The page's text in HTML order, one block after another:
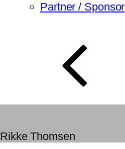
Partner / Sponsor
Rikke Thomsen